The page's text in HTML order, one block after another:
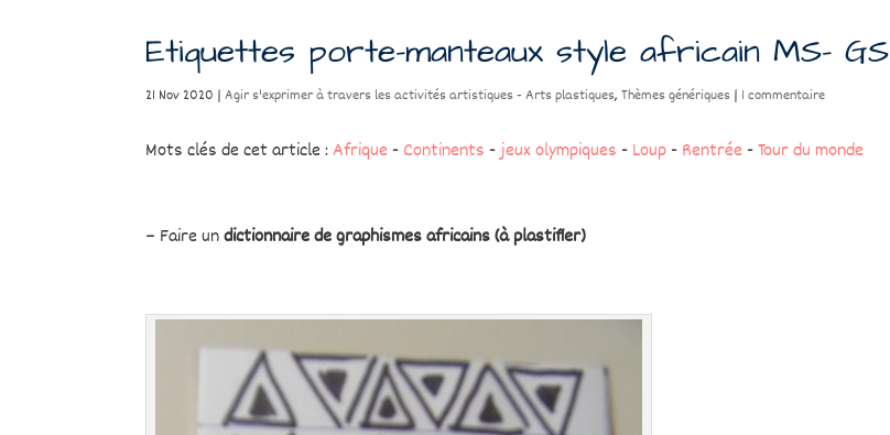
Etiquettes porte-manteaux style africain MS- GS
21 Nov 2020 | Agir s'exprimer à travers les activités artistiques - Arts plastiques, Thèmes génériques | 1 commentaire
Mots clés de cet article :Afrique - Continents -jeux olympiques - Loup - Rentrée -Tour du monde
– Faire undictionnaire de graphismes africains (à plastifier)